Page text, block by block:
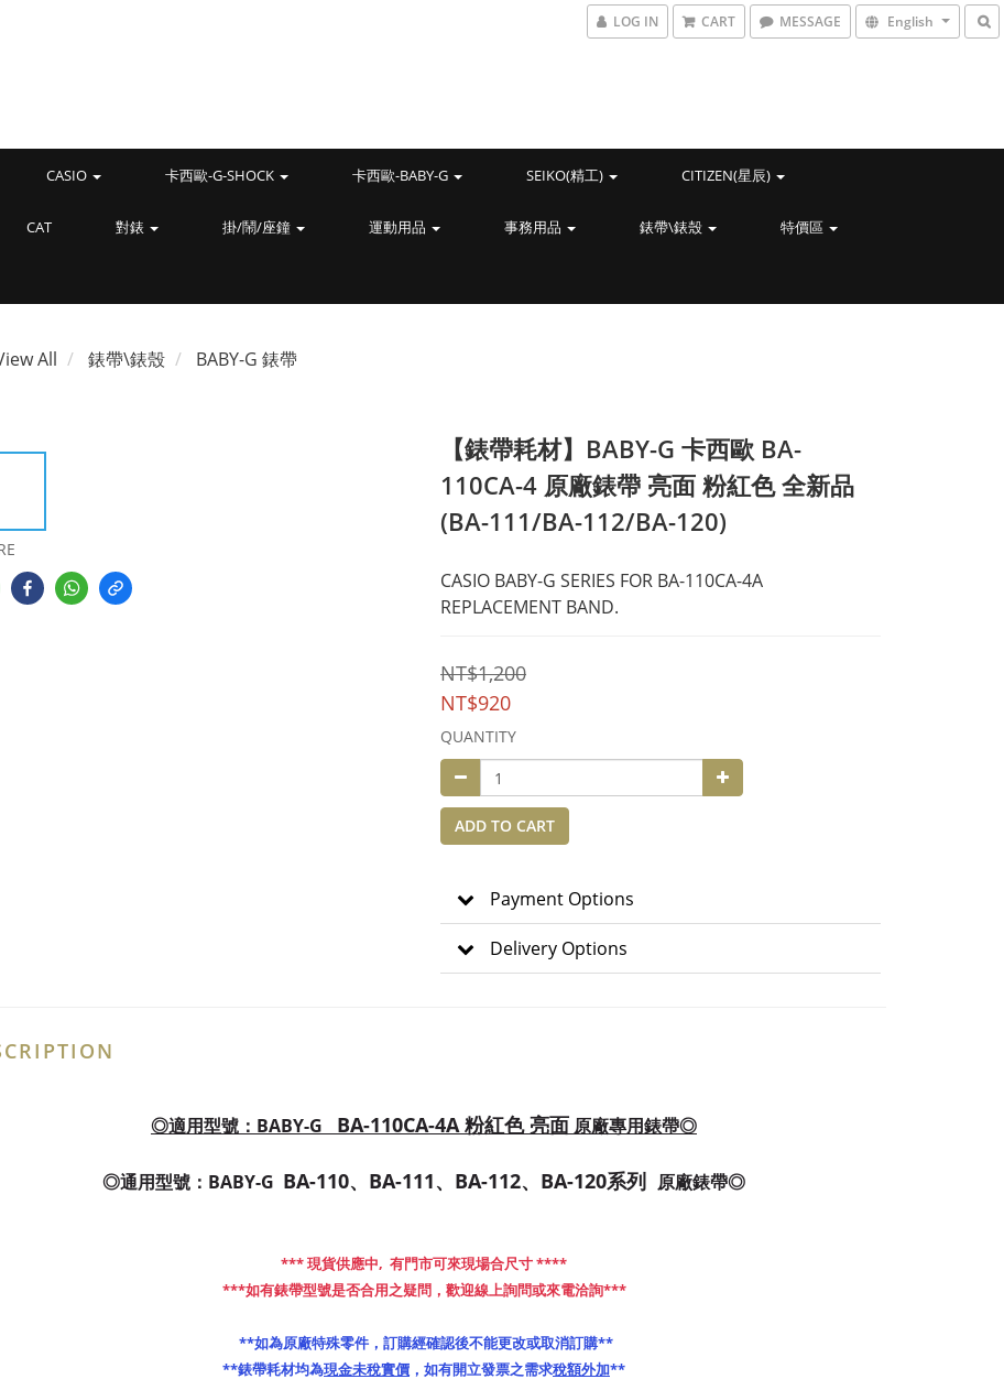
LOG IN CART MESSAGE English
CASIO 卡西歐-G-SHOCK 卡西歐-BABY-G SEIKO(精工) CITIZEN(星辰)
CAT 對錶 掛/鬧/座鐘 運動用品 事務用品 錶帶\錶殼 特價區
All 錶帶\錶殼 BABY-G 錶帶
【錶帶耗材】BABY-G 卡西歐 BA-
110CA-4 原廠錶帶 亮面 粉紅色 全新品
(BA-111/BA-112/BA-120)
CASIO BABY-G SERIES FOR BA-110CA-4A
REPLACEMENT BAND.
NT$1,200
NT$920
QUANTITY
ADD TO CART
Payment Options
Delivery Options
◎適用型號：BABY-G BA-110CA-4A 粉紅色 亮面 原廠專用錶帶◎
◎通用型號：BABY-G BA-110、BA-111、BA-112、BA-120系列 原廠錶帶◎
*** 現貨供應中,  有門市可來現場合尺寸 ****
***如有錶帶型號是否合用之疑問，歡迎線上詢問或來電洽詢***
**如為原廠特殊零件，訂購經確認後不能更改或取消訂購**
**錶帶耗材均為現金未稅實價 ，如有開立發票之需求稅額外加**